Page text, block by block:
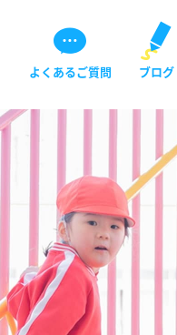
よくあるご質問 ブログ